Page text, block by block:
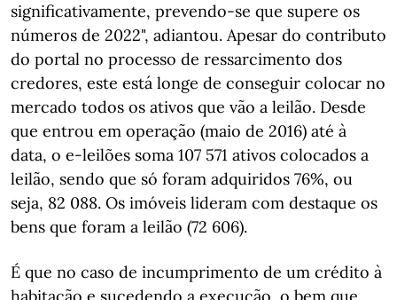
significativamente, prevendo-se que supere os
números de 2022", adiantou. Apesar do contributo
do portal no processo de ressarcimento dos
credores, este está longe de conseguir colocar no
mercado todos os ativos que vão a leilão. Desde
que entrou em operação (maio de 2016) até à
data, o e-leilões soma 107 571 ativos colocados a
leilão, sendo que só foram adquiridos 76%, ou
seja, 82 088. Os imóveis lideram com destaque os
bens que foram a leilão (72 606).
É que no caso de incumprimento de um crédito à